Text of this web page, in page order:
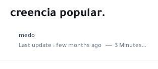
creencia popular.
medo
Last update : few months ago 3 Minutes to read